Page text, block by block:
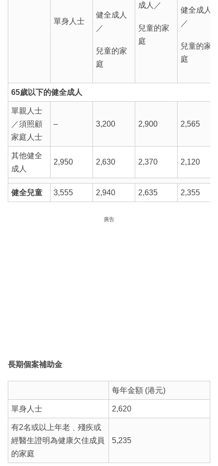
單身人士
健全成人
／
兒童的家
庭
成人／
兒童的家
庭
健全成人
／
兒童的家
庭
65歲以下的健全成人
單親人士
／須照顧
家庭人士
– 3,200 2,900 2,565
其他健全
成人
2,950 2,630 2,370 2,120
健全兒童 3,555 2,940 2,635 2,355
廣告
長期個案補助金
每年金額 (港元)
單身人士 2,620
有2名或以上年老﹑殘疾或
經醫生證明為健康欠佳成員
的家庭
5,235